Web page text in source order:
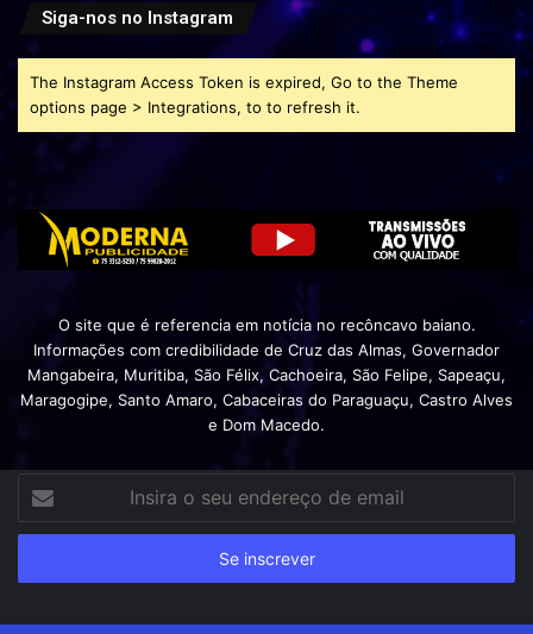
Siga-nos no Instagram
The Instagram Access Token is expired, Go to the Theme
options page > Integrations, to to refresh it.
O site que é referencia em notícia no recôncavo baiano.
Informações com credibilidade de Cruz das Almas, Governador
Mangabeira, Muritiba, São Félix, Cachoeira, São Felipe, Sapeaçu,
Maragogipe, Santo Amaro, Cabaceiras do Paraguaçu, Castro Alves
e Dom Macedo.
seu
de